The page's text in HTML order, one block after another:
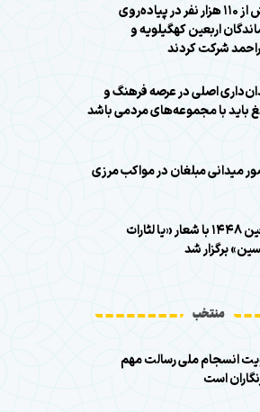
بیش از ۱۱۰ هزار نفر در پیاده‌روی
اربعین کهگیلویه و
شرکت کردند
اصلی در عرصه فرهنگ و
باید با مجموعه‌های مردمی باشد
میدانی مبلغان در مواکب مرزی
اربعین ۱۴۴۸ با شعار «یا لثارات
برگزار شد
منتخب
انسجام ملی رسالت مهم
است